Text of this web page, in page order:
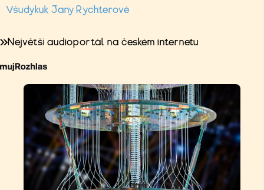
Všudykuk Jany Rychterové
Největší audioportál na českém internetu